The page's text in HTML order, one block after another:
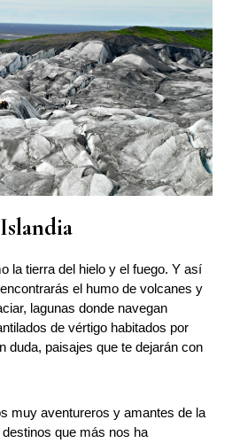
la tierra del hielo y el fuego. Y así
el humo de volcanes y
lagunas donde navegan
de vértigo habitados por
duda, paisajes que te dejarán con
muy aventureros y amantes de la
que más nos ha